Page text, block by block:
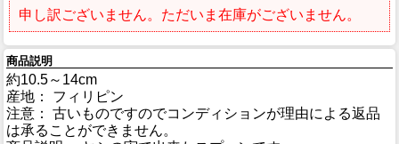
申し訳ございません。ただいま在庫がございません。
商品説明
約10.5～14cm
産地： フィリピン
注意： 古いものですのでコンディションが理由による返品
は承ることができません。